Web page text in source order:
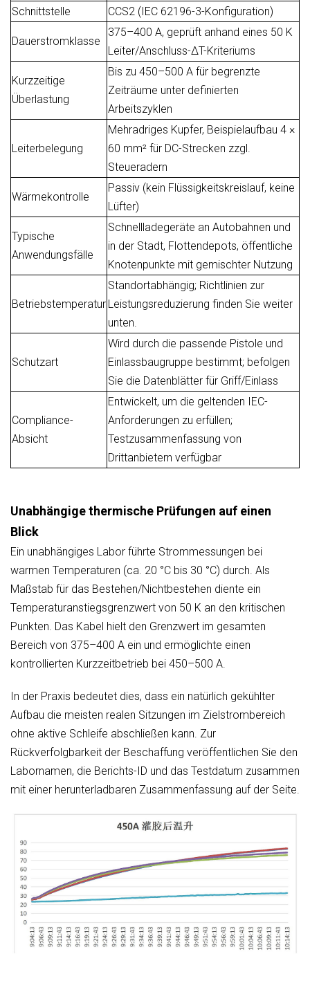
Schnittstelle
CCS2 (IEC 62196-3-Konfiguration)
Dauerstromklasse
375–400 A, geprüft anhand eines 50 K
Leiter/Anschluss-ΔT-Kriteriums
Kurzzeitige
Überlastung
Bis zu 450–500 A für begrenzte
Zeiträume unter definierten
Arbeitszyklen
Leiterbelegung
Mehradriges Kupfer, Beispielaufbau 4 ×
60 mm² für DC-Strecken zzgl.
Steueradern
Wärmekontrolle
Passiv (kein Flüssigkeitskreislauf, keine
Lüfter)
Typische
Anwendungsfälle
Schnellladegeräte an Autobahnen und
in der Stadt, Flottendepots, öffentliche
Knotenpunkte mit gemischter Nutzung
Betriebstemperatur
Standortabhängig; Richtlinien zur
Leistungsreduzierung finden Sie weiter
unten.
Schutzart
Wird durch die passende Pistole und
Einlassbaugruppe bestimmt; befolgen
Sie die Datenblätter für Griff/Einlass
Compliance-
Absicht
Entwickelt, um die geltenden IEC-
Anforderungen zu erfüllen;
Testzusammenfassung von
Drittanbietern verfügbar
Unabhängige thermische Prüfungen auf einen
Blick
Ein unabhängiges Labor führte Strommessungen bei
warmen Temperaturen (ca. 20 °C bis 30 °C) durch. Als
Maßstab für das Bestehen/Nichtbestehen diente ein
Temperaturanstiegsgrenzwert von 50 K an den kritischen
Punkten. Das Kabel hielt den Grenzwert im gesamten
Bereich von 375–400 A ein und ermöglichte einen
kontrollierten Kurzzeitbetrieb bei 450–500 A.
In der Praxis bedeutet dies, dass ein natürlich gekühlter
Aufbau die meisten realen Sitzungen im Zielstrombereich
ohne aktive Schleife abschließen kann. Zur
Rückverfolgbarkeit der Beschaffung veröffentlichen Sie den
Labornamen, die Berichts-ID und das Testdatum zusammen
mit einer herunterladbaren Zusammenfassung auf der Seite.